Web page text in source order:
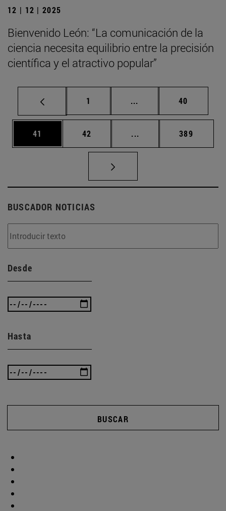
12 | 12 | 2025
Bienvenido León: “La comunicación de la
ciencia necesita equilibrio entre la precisión
científica y el atractivo popular”
Página
1 ... Páginas intermedias
Página
40
Página
41 Página
42 ... Páginas intermedias
Página
389
BUSCADOR NOTICIAS
Desde
Hasta
BUSCAR